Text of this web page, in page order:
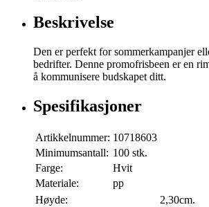
Beskrivelse
Den er perfekt for sommerkampanjer
bedrifter. Denne promofrisbeen er en
å kommunisere budskapet ditt.
Spesifikasjoner
Artikkelnummer: 10718603
Minimumsantall: 100 stk.
Farge:
Hvit
Materiale:
pp
Høyde:
2,30cm.